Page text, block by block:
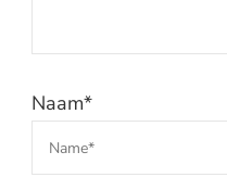
Naam*